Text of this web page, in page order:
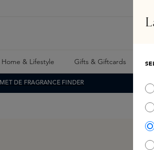
Home & Lifestyle Gifts & Giftcards
DE FRAGRANCE FINDER